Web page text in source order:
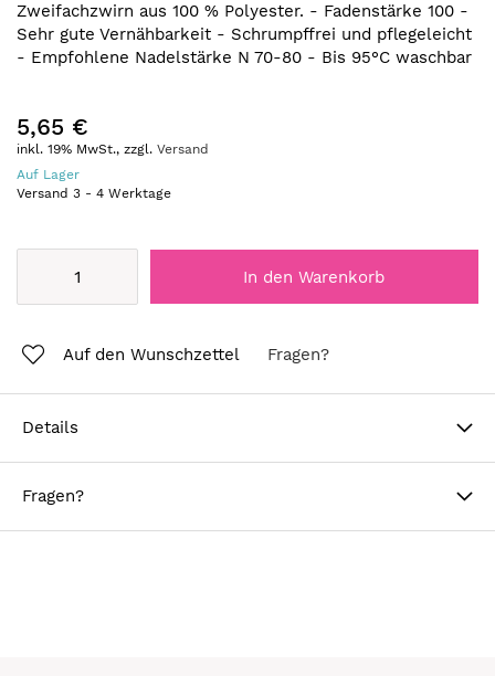
Zweifachzwirn aus 100 % Polyester. - Fadenstärke 100 -
Sehr gute Vernähbarkeit - Schrumpffrei und pflegeleicht
- Empfohlene Nadelstärke N 70-80 - Bis 95°C waschbar
5,65 €
inkl. 19% MwSt., zzgl. Versand
Auf Lager
Versand 3 - 4 Werktage
In den Warenkorb
Auf den Wunschzettel Fragen?
Details
Fragen?